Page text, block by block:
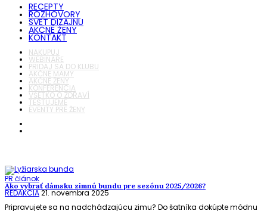
RECEPTY
ROZHOVORY
SVET DIZAJNU
AKČNÉ ŽENY
KONTAKT
NAKUPUJ
WEBINÁRE
PRIDAJ SA DO KLUBU
AKČNÉ MAMY
AKČNÉ ŽENY
KONFERENCIA
VŠETKO O ZDRAVÍ
TESTUJEME
EVENTY PRE ŽENY
PR článok
Ako vybrať dámsku zimnú bundu pre sezónu 2025/2026?
REDAKCIA21. novembra 2025
Pripravujete sa na nadchádzajúcu zimu? Do šatníka dokúpte módnu